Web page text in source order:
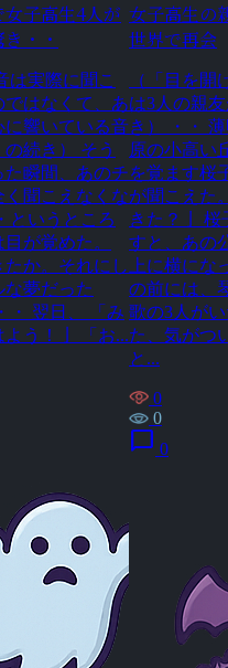
子高生4人が
・・
は実際に聞こ
ではなくて、あ
に響いている音
続き） そう
た瞬間、あのチ
く聞こえなくな
というところ
が覚めた。
たか。それにし
な夢だった
・ 翌日、 「み
よう！亅 「お...
女子高生の
世界で再会
（「目を開
は3人の親
き） ・・
原の小高い
を覚ます桜
が聞こえた
きた？亅 桜
すと、あの
上に横にな
の前には、
歌の3人が
た、気がつ
と...
0
0
chat_bubble 0